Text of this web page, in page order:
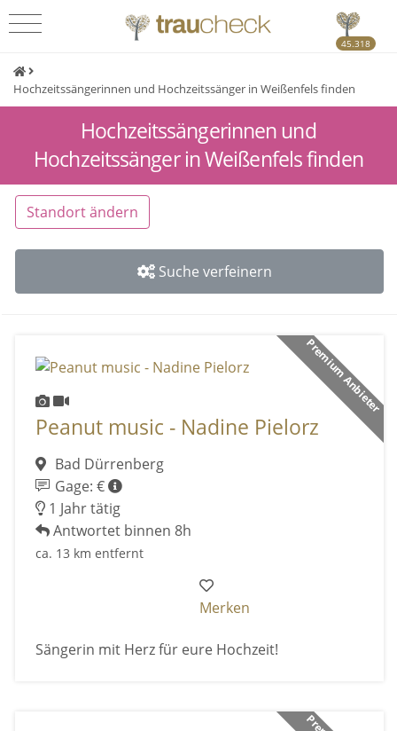
45.318
Hochzeitssängerinnen und Hochzeitssänger in Weißenfels finden
Hochzeitssängerinnen und
Hochzeitssänger in Weißenfels finden
Standort ändern
Suche verfeinern
Premium Anbieter
Peanut music - Nadine Pielorz
Bad Dürrenberg
Gage: €
1 Jahr tätig
Antwortet binnen 8h
ca. 13 km entfernt
Merken
Sängerin mit Herz für eure Hochzeit!